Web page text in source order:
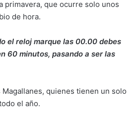
primavera, que ocurre solo unos
de hora.
el reloj marque las 00.00 debes
60 minutos, pasando a ser las
quienes tienen un solo
el año.